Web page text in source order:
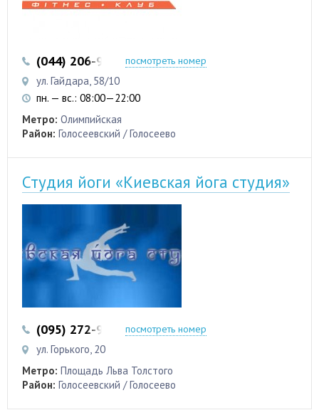
(044) 206-99-33 (050) 315-01-35
посмотреть номер
ул. Гайдара, 58/10
пн. — вс.: 08:00—22:00
Метро: Олимпийская
Район: Голосеевский / Голосеево
Студия йоги «Киевская йога студия»
(095) 272-99-55 (044) 289-35-75
посмотреть номер
ул. Горького, 20
Метро: Площадь Льва Толстого
Район: Голосеевский / Голосеево